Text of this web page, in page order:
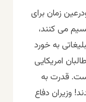
زمان برای
می کنند،
به خورد
امریکایی
قدرت به
وزیران دفاع